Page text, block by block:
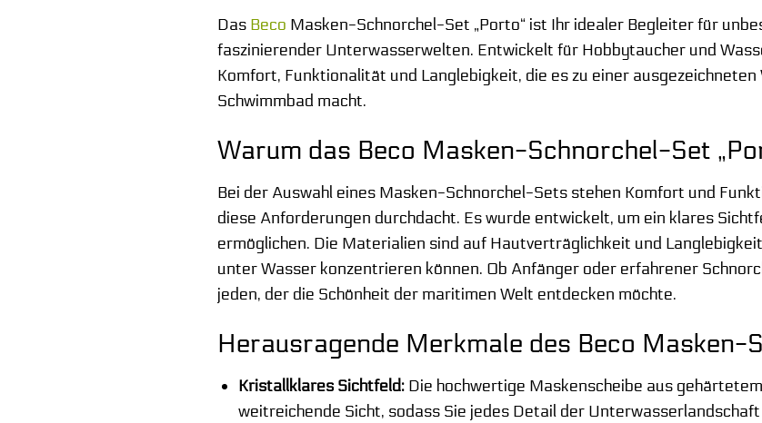
Das Beco Masken-Schnorchel-Set „Porto“ ist Ihr idealer Begleiter für
faszinierender Unterwasserwelten. Entwickelt für Hobbytaucher und
Komfort, Funktionalität und Langlebigkeit, die es zu einer
Schwimmbad macht.
Warum das Beco Masken-Schnorchel-Set
Bei der Auswahl eines Masken-Schnorchel-Sets stehen Komfort und
diese Anforderungen durchdacht. Es wurde entwickelt, um ein klares
ermöglichen. Die Materialien sind auf Hautverträglichkeit und
unter Wasser konzentrieren können. Ob Anfänger oder erfahrener
jeden, der die Schönheit der maritimen Welt entdecken möchte.
Herausragende Merkmale des Beco Masken-
Kristallklares Sichtfeld:Die hochwertige Maskenscheibe aus
weitreichende Sicht, sodass Sie jedes Detail der